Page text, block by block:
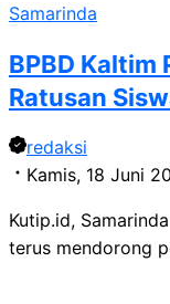
Samarinda
BPBD Kaltim
Ratusan
redaksi
Kamis, 18 Juni
Kutip.id,
terus mendorong